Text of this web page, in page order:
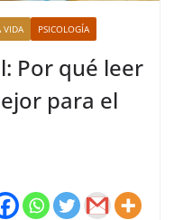
VIDA PSICOLOGÍA
Por qué leer
para el